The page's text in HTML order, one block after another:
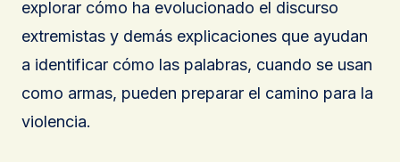
explorar cómo ha evolucionado el discurso
extremistas y demás explicaciones que ayudan
a identificar cómo las palabras, cuando se usan
como armas, pueden preparar el camino para la
violencia.